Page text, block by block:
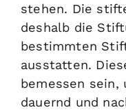
stehen. Die
deshalb die
bestimmten
ausstatten.
bemessen sein,
dauernd und